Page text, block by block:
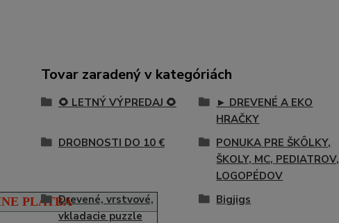
PLATBA
Tovar zaradený v kategóriách
🌻 LETNÝ VÝPREDAJ 🌻
► DREVENÉ A EKO
HRAČKY
DROBNOSTI DO 10 €
PONUKA PRE ŠKÔLKY,
ŠKOLY, MC, PEDIATROV,
LOGOPÉDOV
Drevené, vrstvové,
vkladacie puzzle
Bigjigs